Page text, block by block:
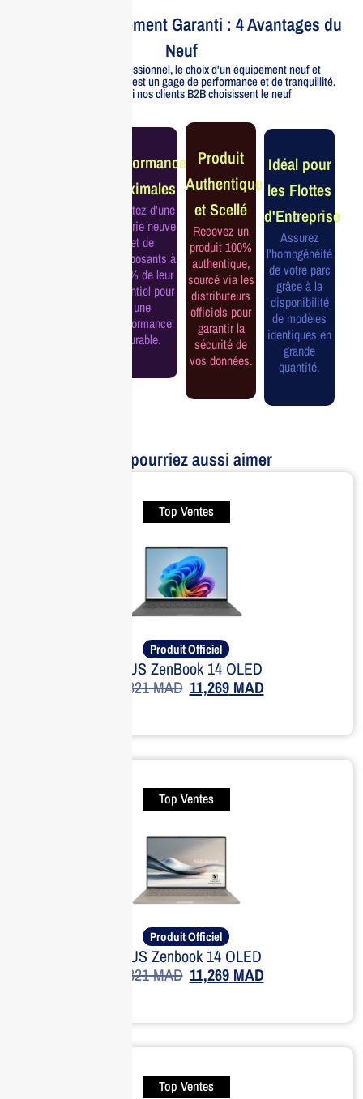
Votre Investissement Garanti : 4 Avantages du
Neuf
Pour un usage professionnel, le choix d'un équipement neuf et
officiellement distribué est un gage de performance et de tranquillité.
Voici pourquoi nos clients B2B choisissent le neuf
Performance
Maximales
Profitez d'une
batterie neuve
et de
composants à
100% de leur
potentiel pour
une
performance
durable.
Produit
Authentique
et Scellé
Recevez un
produit 100%
authentique,
sourcé via les
distributeurs
officiels pour
garantir la
sécurité de
vos données.
Idéal pour
les Flottes
d'Entreprise
Assurez
l'homogénéité
de votre parc
grâce à la
disponibilité
de modèles
identiques en
grande
quantité.
Vous pourriez aussi aimer
Top Ventes
Produit Officiel
ASUS ZenBook 14 OLED
14,821MAD 11,269MAD
Top Ventes
Produit Officiel
ASUS Zenbook 14 OLED
14,821MAD 11,269MAD
Top Ventes